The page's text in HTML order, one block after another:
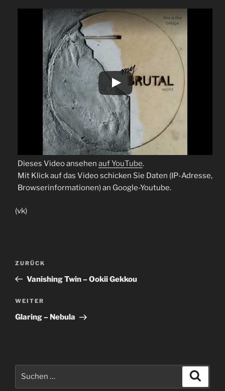
Dieses Video ansehen auf YouTube.
Mit Klick auf das Video schicken Sie Daten (IP-Adresse,
Browserinformationen) an Google-Youtube.
(vk)
Beitragsnavigation
Vorheriger
Beitrag
ZURÜCK
Vanishing Twin – Ookii Gekkou
Nächster
Beitrag
WEITER
Glaring – Nebula